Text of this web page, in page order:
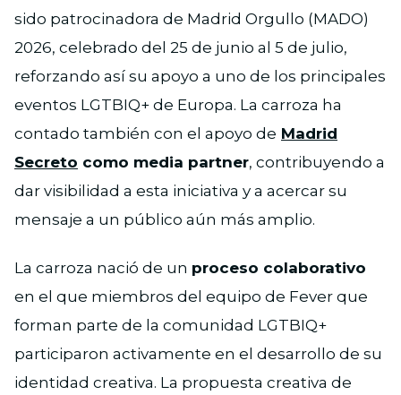
sido patrocinadora de Madrid Orgullo (MADO)
2026, celebrado del 25 de junio al 5 de julio,
reforzando así su apoyo a uno de los principales
eventos LGTBIQ+ de Europa. La carroza ha
contado también con el apoyo de Madrid
Secreto como media partner, contribuyendo a
dar visibilidad a esta iniciativa y a acercar su
mensaje a un público aún más amplio.
La carroza nació de un proceso colaborativo
en el que miembros del equipo de Fever que
forman parte de la comunidad LGTBIQ+
participaron activamente en el desarrollo de su
identidad creativa. La propuesta creativa de